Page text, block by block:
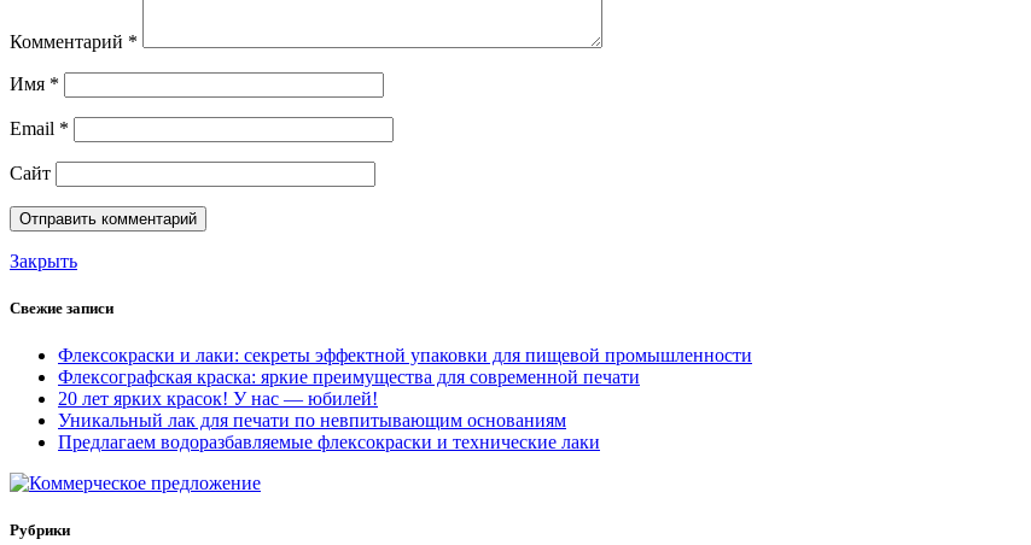
Комментарий *
Имя *
Email *
Сайт
Закрыть
Свежие записи
Флексокраски и лаки: секреты эффектной упаковки для пищевой промышленности
Флексографская краска: яркие преимущества для современной печати
20 лет ярких красок! У нас — юбилей!
Уникальный лак для печати по невпитывающим основаниям
Предлагаем водоразбавляемые флексокраски и технические лаки
Рубрики